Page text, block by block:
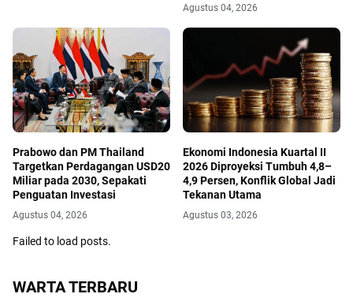
Agustus 04, 2026
Prabowo dan PM Thailand
Targetkan Perdagangan USD20
Miliar pada 2030, Sepakati
Penguatan Investasi
Agustus 04, 2026
Ekonomi Indonesia Kuartal II
2026 Diproyeksi Tumbuh 4,8–
4,9 Persen, Konflik Global Jadi
Tekanan Utama
Agustus 03, 2026
Failed to load posts.
WARTA TERBARU